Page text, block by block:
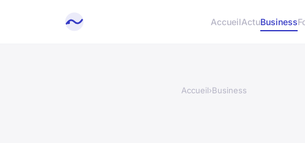
AccueilActuBusiness
Accueil›Business